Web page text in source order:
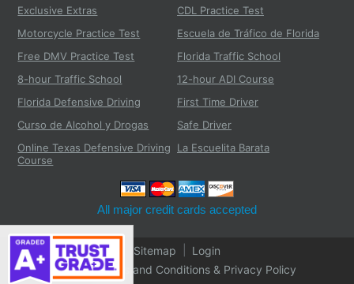
Exclusive Extras
CDL Practice Test
Motorcycle Practice Test
Escuela de Tráfico de Florida
Free DMV Practice Test
Florida Traffic School
8-hour Traffic School
12-hour ADI Course
Florida Defensive Driving
First Time Driver
Curso de Alcohol y Drogas
Safe Driver
Online Texas Defensive Driving
Course
La Escuelita Barata
All major credit cards accepted
Sitemap
Login
Help | Terms and Conditions & Privacy Policy